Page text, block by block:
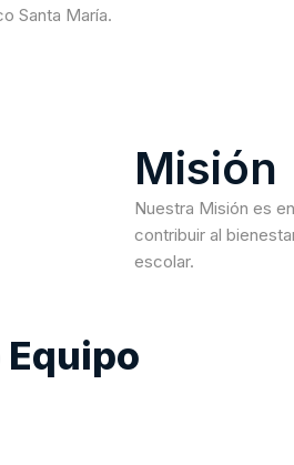
Santa María.
Misión
Nuestra Misión es
contribuir al
escolar.